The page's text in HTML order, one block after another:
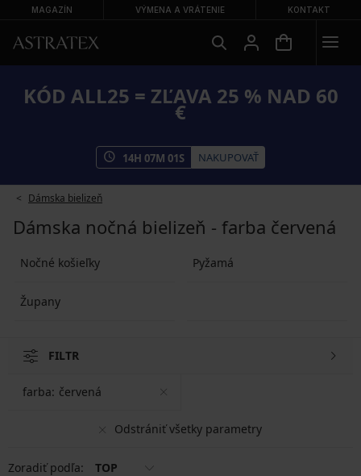
MAGAZÍN VÝMENA A VRÁTENIE KONTAKT
KÓD ALL25 = ZĽAVA 25 % NAD 60
€
14H07M0S NAKUPOVAŤ
Dámska bielizeň
Dámska nočná bielizeň - farba červená
Nočné košieľky Pyžamá
Župany
FILTR
Odstrániť všetky parametry
farba: červená
Zoradiť podľa: TOP